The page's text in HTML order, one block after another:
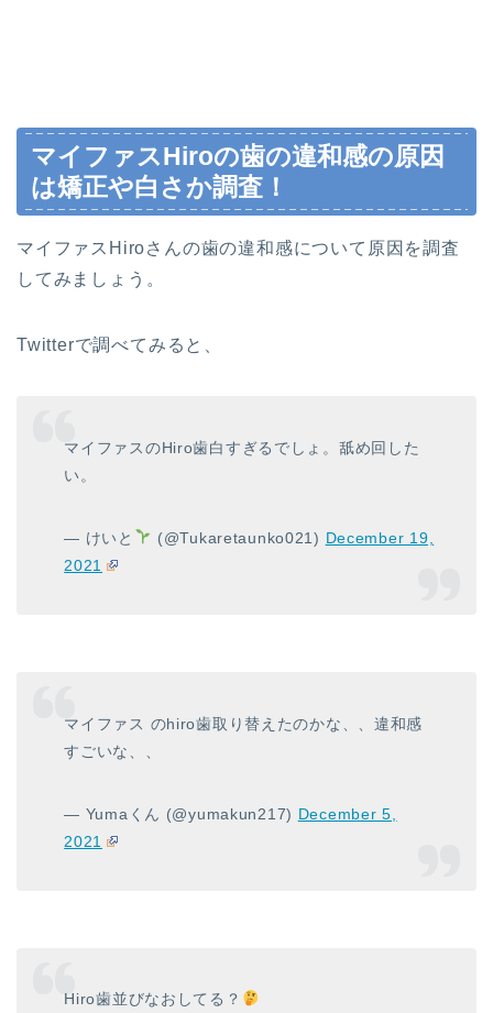
マイファスHiroの歯の違和感の原因
は矯正や白さか調査！
マイファスHiroさんの歯の違和感について原因を調査
してみましょう。
Twitterで調べてみると、
マイファスのHiro歯白すぎるでしょ。舐め回した
い。
— けいと (@Tukaretaunko021) December 19,
2021
マイファス のhiro歯取り替えたのかな、、違和感
すごいな、、
— Yumaくん (@yumakun217) December 5,
2021
Hiro歯並びなおしてる？